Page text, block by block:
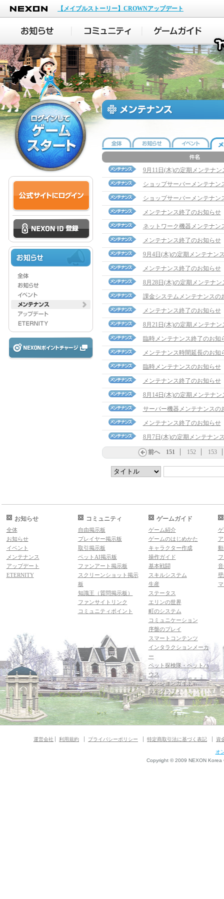
NEXON
【メイプルストーリー】CROWNアップデート
9月11日(木)の定期メンテナン
ショップサーバーメンテナン
ショップサーバーメンテナン
メンテナンス終了のお知らせ
ネットワーク機器メンテナン
メンテナンス終了のお知らせ
9月4日(木)の定期メンテナン
メンテナンス終了のお知らせ
8月28日(木)の定期メンテナン
課金システムメンテナンスの
メンテナンス終了のお知らせ
8月21日(木)の定期メンテナン
臨時メンテナンス終了のお知
メンテナンス時間延長のお知
臨時メンテナンスのお知らせ
メンテナンス終了のお知らせ
8月14日(木)の定期メンテナン
サーバー機器メンテナンスの
メンテナンス終了のお知らせ
8月7日(木)の定期メンテナン
前へ 151 152 153
お知らせ
全体
お知らせ
イベント
メンテナンス
アップデート
ETERNITY
コミュニティ
自由掲示板
プレイヤー掲示板
取引掲示板
ペットAI掲示板
ファンアート掲示板
スクリーンショット掲示
板
知識王（質問掲示板）
ファンサイトリンク
コミュニティポイント
ゲームガイド
ゲーム紹介
ゲームのはじめかた
キャラクター作成
操作ガイド
基本戦闘
スキルシステム
生産
ステータス
エリンの世界
町のシステム
コミュニケーション
序盤のプレイ
スマートコンテンツ
インタラクションメーカ
ー
ペット探検隊・ペットハ
ウス
ダンジョンガイド
マギグラフィ
運営会社 利用規約 プライバシーポリシー 特定商取引法に基づく表記 資
オ
Copyright © 2009 NEXON Korea